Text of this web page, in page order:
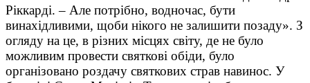
Ріккарді. – Але потрібно, водночас, бути
винахідливими, щоби нікого не залишити позаду». З
огляду на це, в різних місцях світу, де не було
можливим провести святкові обіди, було
організовано роздачу святкових страв навинос. У